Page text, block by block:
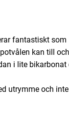
fantastiskt som
kan till
i lite bikarbonat
utrymme och